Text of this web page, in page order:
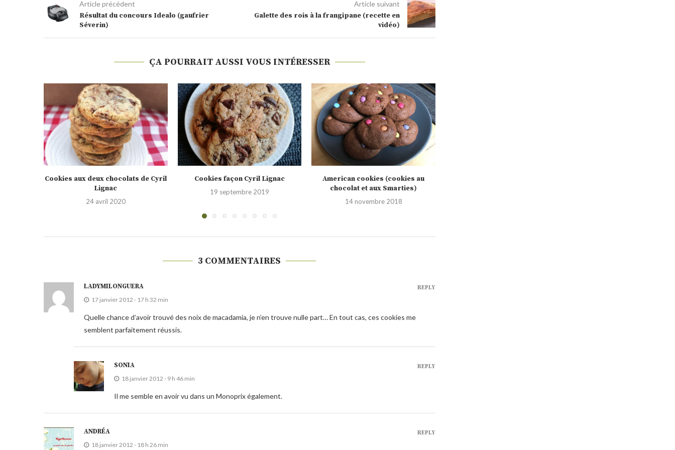
Article précédent
Résultat du concours Idealo (gaufrier
Séverin)
Article suivant
Galette des rois à la frangipane (recette en
vidéo)
ÇA POURRAIT AUSSI VOUS INTÉRESSER
Cookies façon Cyril Lignac
19 septembre 2019
American cookies (cookies au
chocolat et aux Smarties)
Cookies au chocolat et à l’huile de
coco
30 juin 2017
3 COMMENTAIRES
LADYMILONGUERA
17 janvier 2012 - 17 h 32 min
Quelle chance d’avoir trouvé des noix de macadamia, je n’en trouve nulle part… En tout cas, ces cookies me
semblent parfaitement réussis.
REPLY
SONIA
18 janvier 2012 - 9 h 46 min
Il me semble en avoir vu dans un Monoprix également.
REPLY
ANDRÉA
18 janvier 2012 - 18 h 26 min
REPLY